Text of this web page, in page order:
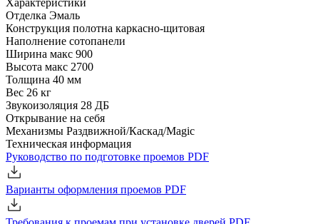
Характеристики
Отделка Эмаль
Конструкция полотна каркасно-щитовая
Наполнение сотопанели
Ширина макс 900
Высота макс 2700
Толщина 40 мм
Вес 26 кг
Звукоизоляция 28 ДБ
Открывание на себя
Механизмы Раздвижной/Каскад/Magic
Техническая информация
Руководство по подготовке проемов PDF
Варианты оформления проемов PDF